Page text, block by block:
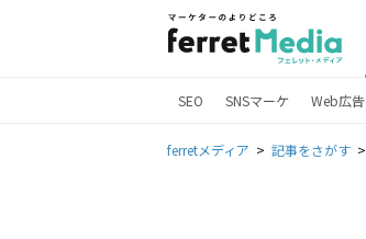
SEO SNSマーケ Web広告
ferretメディア 記事をさがす